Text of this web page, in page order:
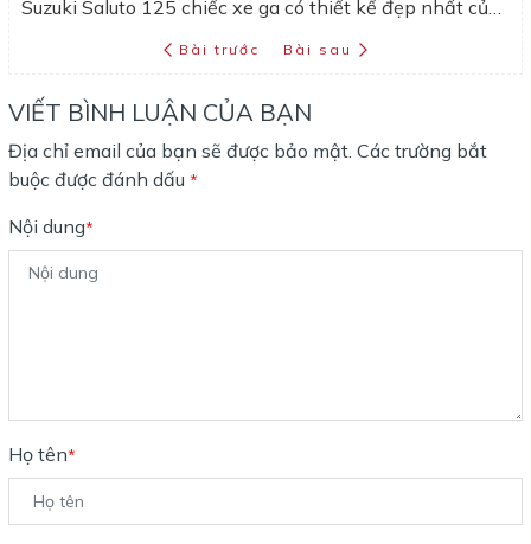
Bài trước Bài sau
VIẾT BÌNH LUẬN CỦA BẠN
Địa chỉ email của bạn sẽ được bảo mật. Các trường bắt
buộc được đánh dấu *
Nội dung*
Họ tên*